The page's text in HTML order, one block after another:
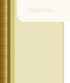
ответить